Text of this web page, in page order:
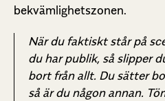
bekvämlighetszonen.
När du faktiskt står på
du har publik, så slipper
bort från allt. Du sätter
så är du någon annan.